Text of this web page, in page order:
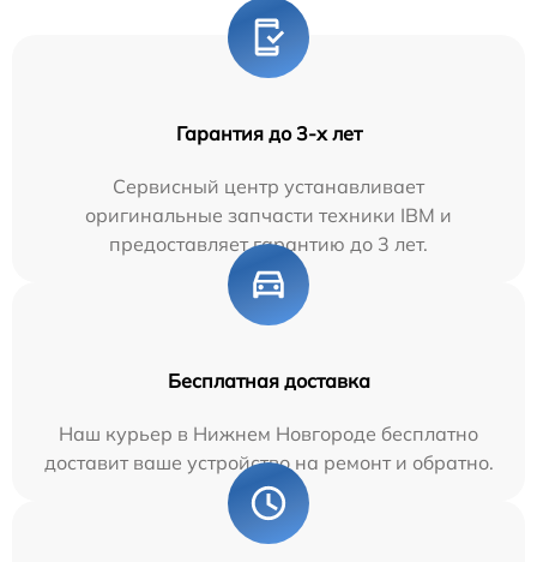
Гарантия до 3-х лет
Сервисный центр устанавливает
оригинальные запчасти техники IBM и
предоставляет гарантию до 3 лет.
Бесплатная доставка
Наш курьер в Нижнем Новгороде бесплатно
доставит ваше устройство на ремонт и обратно.